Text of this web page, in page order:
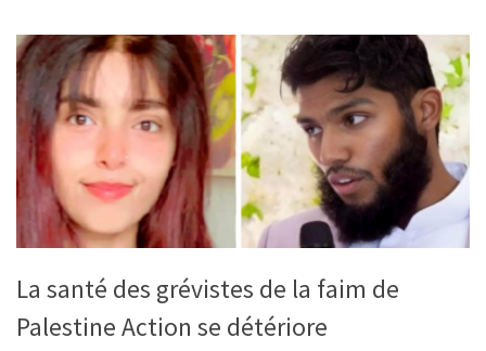
La santé des grévistes de la faim de
Palestine Action se détériore